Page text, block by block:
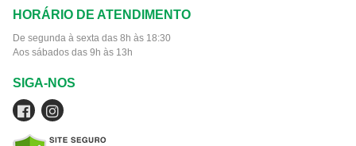
HORÁRIO DE ATENDIMENTO
De segunda à sexta das 8h às 18:30
Aos sábados das 9h às 13h
SIGA-NOS